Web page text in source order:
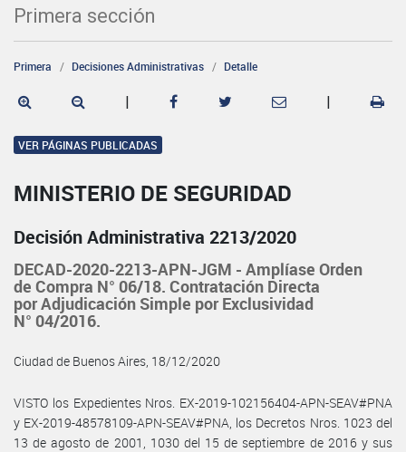
Primera sección
Primera Decisiones Administrativas Detalle
| |
VER PÁGINAS PUBLICADAS
MINISTERIO DE SEGURIDAD
Decisión Administrativa 2213/2020
DECAD-2020-2213-APN-JGM - Amplíase Orden
de Compra N° 06/18. Contratación Directa
por Adjudicación Simple por Exclusividad
N° 04/2016.
Ciudad de Buenos Aires, 18/12/2020
VISTO los Expedientes Nros. EX-2019-102156404-APN-SEAV#PNA
y EX-2019-48578109-APN-SEAV#PNA, los Decretos Nros. 1023 del
13 de agosto de 2001, 1030 del 15 de septiembre de 2016 y sus